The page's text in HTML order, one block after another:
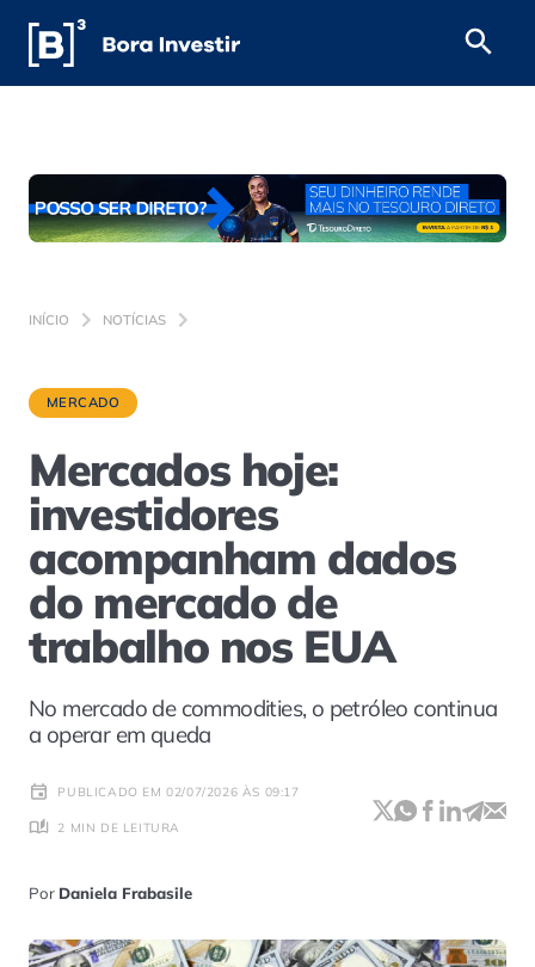
INÍCIO NOTÍCIAS
MERCADO
Mercados hoje:
investidores
acompanham dados
do mercado de
trabalho nos EUA
No mercado de commodities, o petróleo continua
a operar em queda
PUBLICADO EM 02/07/2026 ÀS 09:17
2 MIN DE LEITURA
Por Daniela Frabasile